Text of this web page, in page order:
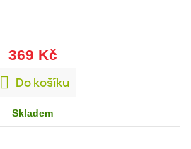
369 Kč
 Do košíku
Skladem